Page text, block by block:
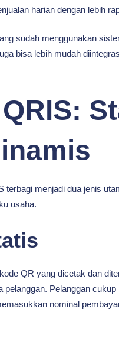
harian dengan lebih
sudah menggunakan
bisa lebih mudah
terbagi menjadi dua jenis
usaha.
QR yang dicetak dan
pelanggan. Pelanggan cukup
nominal